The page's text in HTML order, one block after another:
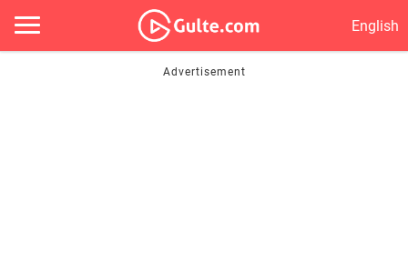
English